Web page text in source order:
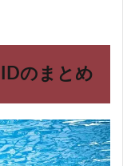
IDのまとめ